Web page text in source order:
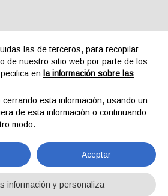
las de terceros, para recopilar
de nuestro sitio web por parte de los
en la información sobre las
esta información, usando un
de esta información o continuando
modo.
Aceptar
información y personaliza